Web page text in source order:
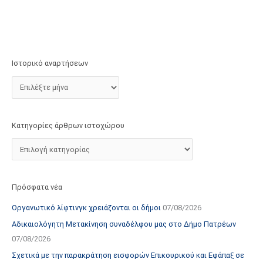
Ιστορικό αναρτήσεων
Κατηγορίες άρθρων ιστοχώρου
ρ
ο
Πρόσφατα νέα
Οργανωτικό λίφτινγκ χρειάζονται οι δήμοι 07/08/2026
Αδικαιολόγητη Μετακίνηση συναδέλφου μας στο Δήμο Πατρέων
07/08/2026
Σχετικά με την παρακράτηση εισφορών Επικουρικού και Εφάπαξ σε